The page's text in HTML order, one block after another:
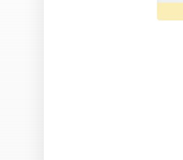
iPhone 16 Plus